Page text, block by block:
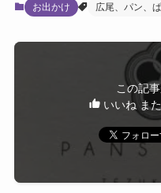
お出かけ 広尾、パン、
この記
いいね ま